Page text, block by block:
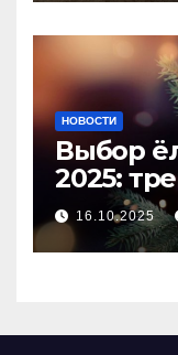
НОВОСТИ
Выбор
2025:
16.10.2025